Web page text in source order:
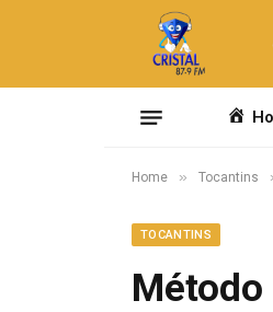
Home » Tocantins
TOCANTINS